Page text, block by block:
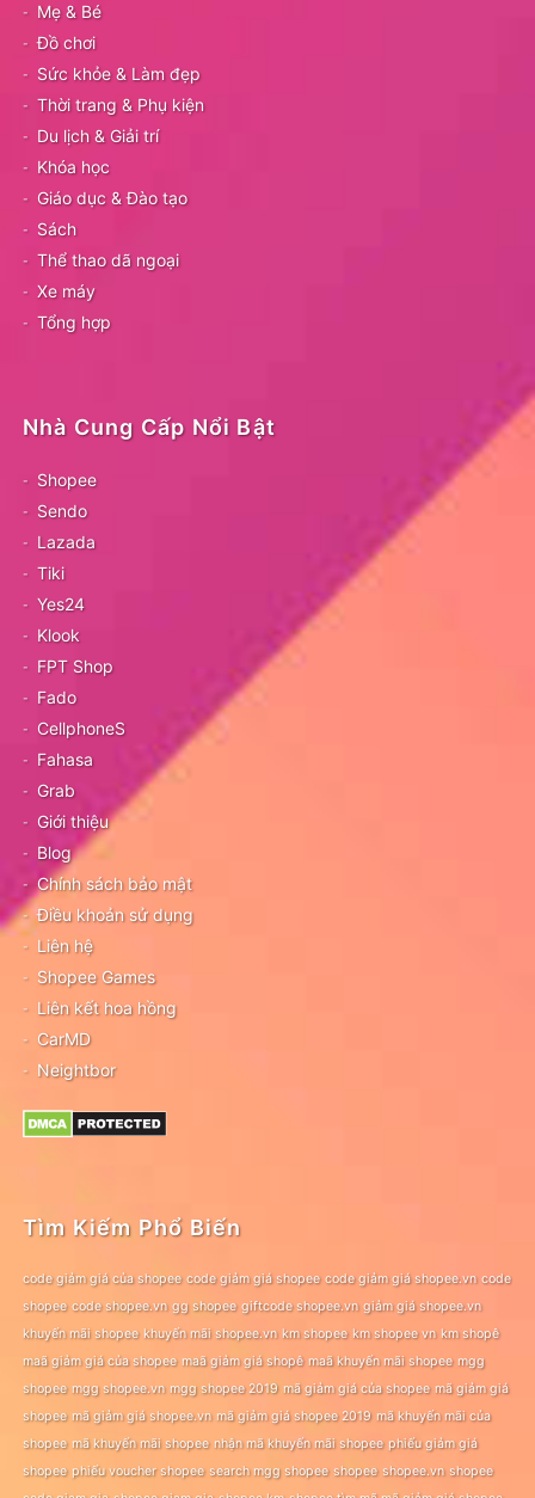
Mẹ & Bé
Đồ chơi
Sức khỏe & Làm đẹp
Thời trang & Phụ kiện
Du lịch & Giải trí
Khóa học
Giáo dục & Đào tạo
Sách
Thể thao dã ngoại
Xe máy
Tổng hợp
Nhà Cung Cấp Nổi Bật
Shopee
Sendo
Lazada
Tiki
Yes24
Klook
FPT Shop
Fado
CellphoneS
Fahasa
Grab
Giới thiệu
Blog
Chính sách bảo mật
Điều khoản sử dụng
Liên hệ
Shopee Games
Liên kết hoa hồng
CarMD
Neightbor
Tìm Kiếm Phổ Biến
code giảm giá của shopee code giảm giá shopee code giảm giá shopee.vn code
shopee code shopee.vn gg shopee giftcode shopee.vn giảm giá shopee.vn
khuyến mãi shopee khuyến mãi shopee.vn km shopee km shopee vn km shopê
maã giảm giá của shopee maã giảm giá shopê maã khuyến mãi shopee mgg
shopee mgg shopee.vn mgg shopee 2019 mã giảm giá của shopee mã giảm giá
shopee mã giảm giá shopee.vn mã giảm giá shopee 2019 mã khuyến mãi của
shopee mã khuyến mãi shopee nhận mã khuyến mãi shopee phiếu giảm giá
shopee phiếu voucher shopee search mgg shopee shopee shopee.vn shopee